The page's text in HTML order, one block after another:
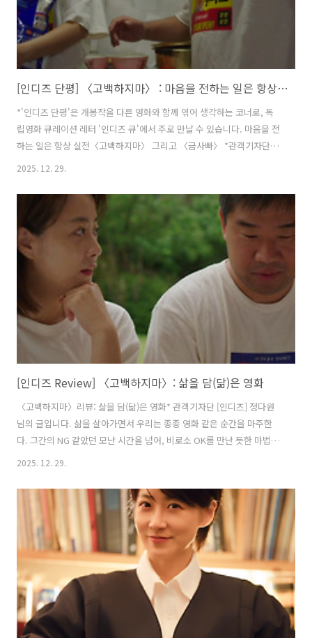
[인디즈 단평] 〈고백하지마〉 : 마음을 전하는 일은 항상 실전
*'인디즈 단평'은 개봉작을 다른 영화와 함께 엮어 생각하는 코너로, 독
립영화 큐레이션 레터 '인디즈 큐'에서 주로 만날 수 있습니다. 마음을 전
하는 일은 항상 실전〈고백하지마〉 그리고 〈금사빠〉 *관객기자단
간은 한 번뿐이다. 마음을 고백하는 일은 무를 수도, 없던 일로 만들 수도
없다. 〈고백하지마〉는 고백이 있고, 그 고백 이후에 찾아오는 어색함
과 불편함, 애써 괜찮은 척하는 태도들, 그리고 3개월 뒤 현경과 충길 두
사람이 다시 마주치는 모습을 보여준다. 보통 가장 극적인 순간으로 여겨
지는 고백은 결말이 아니다. 고백 이후에도 이야기는 계속되고, 한 번..
2025. 12. 29.
[인디즈 Review] 〈고백하지마〉: 삶을 담(닮)은 영화
〈고백하지마〉리뷰: 삶을 담(닮)은 영화* 관객기자단 [인디즈] 정다원
님의 글입니다. 삶을 살아가면서 우리는 종종 영화 같은 순간을 마주한
다. 그간의 NG 같았던 모난 시간을 넘어, 비로소 OK를 만난 듯한 마법 같
은 순간. 비로소 모든 응어리가 녹아내리는 듯한 시간을 찾아 헤매며, 우
다. 인물의 삶이 우리의 것과 얼마나 닮았는지 관찰하며 공감하고, 동시
에 나만 그런 건 아니라는 위로를 받는다. 이렇듯 영화는 삶의 경계에 있
다. 프레임이라는 경계에 삶을 담는 순간, 그것은 영화가 된다. 영화의 경
계의 연장선에 내 삶을 갖다 대면, 그것은 삶의 위로가 된다. 영화 〈고백
하지마〉는 그야말로 삶의 우연성을 그대로 담은 영화다. 영화 ..
2025. 12. 29.